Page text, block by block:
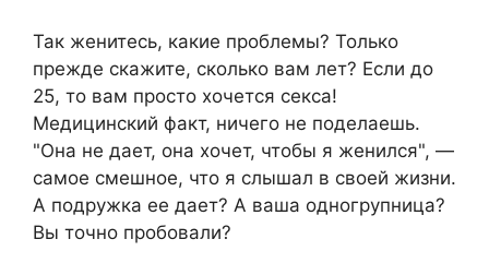
Так женитесь, какие проблемы? Только
прежде скажите, сколько вам лет? Если до
25, то вам просто хочется секса!
Медицинский факт, ничего не поделаешь.
"Она не дает, она хочет, чтобы я женился", —
самое смешное, что я слышал в своей жизни.
А подружка ее дает? А ваша одногрупница?
Вы точно пробовали?